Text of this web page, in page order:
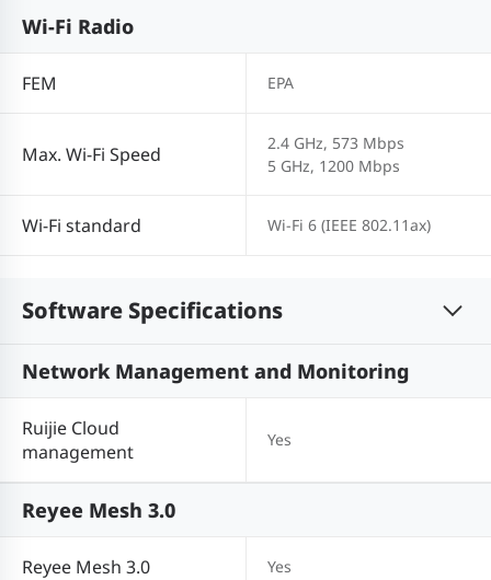
Wi-Fi Radio
FEM EPA
Max. Wi-Fi Speed
2.4 GHz, 573 Mbps
5 GHz, 1200 Mbps
Wi-Fi standard Wi-Fi 6 (IEEE 802.11ax)
Software Specifications
Network Management and Monitoring
Ruijie Cloud
management
Yes
Reyee Mesh 3.0
Reyee Mesh 3.0 Yes